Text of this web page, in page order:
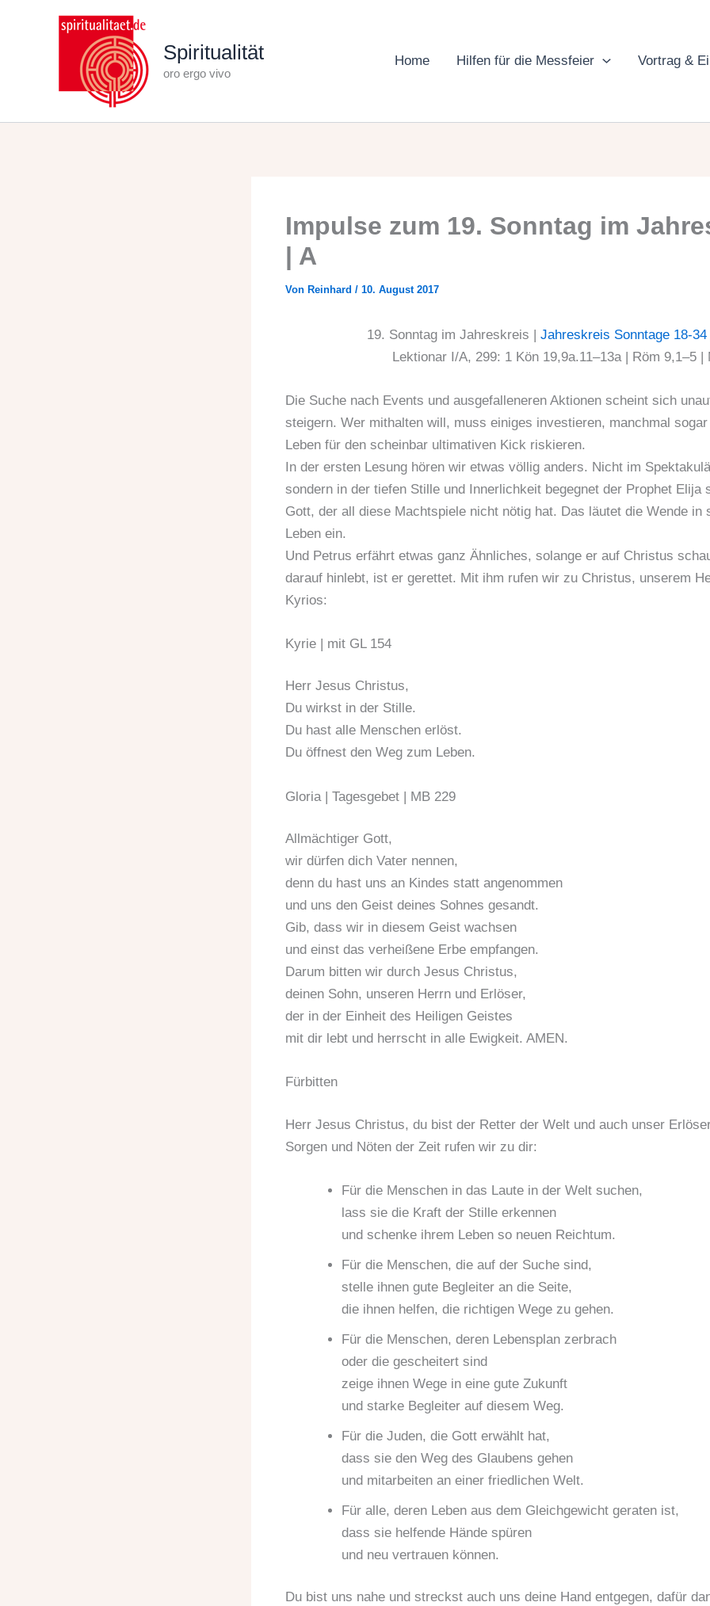
Spiritualität
oro ergo vivo
Home Hilfen für die Messfeier Vortrag &
Impulse zum 19. Sonntag im
| A
Von Reinhard / 10. August 2017
19. Sonntag im Jahreskreis | Jahreskreis Sonntage 18-34
Lektionar I/A, 299: 1 Kön 19,9a.11–13a | Röm 9,1–5 |
Die Suche nach Events und ausgefalleneren Aktionen scheint sich
steigern. Wer mithalten will, muss einiges investieren, manchmal
Leben für den scheinbar ultimativen Kick riskieren.
In der ersten Lesung hören wir etwas völlig anders. Nicht im
sondern in der tiefen Stille und Innerlichkeit begegnet der Prophet Elija
Gott, der all diese Machtspiele nicht nötig hat. Das läutet die Wende in
Leben ein.
Und Petrus erfährt etwas ganz Ähnliches, solange er auf Christus
darauf hinlebt, ist er gerettet. Mit ihm rufen wir zu Christus, unserem
Kyrios:
Kyrie | mit GL 154
Herr Jesus Christus,
Du wirkst in der Stille.
Du hast alle Menschen erlöst.
Du öffnest den Weg zum Leben.
Gloria | Tagesgebet | MB 229
Allmächtiger Gott,
wir dürfen dich Vater nennen,
denn du hast uns an Kindes statt angenommen
und uns den Geist deines Sohnes gesandt.
Gib, dass wir in diesem Geist wachsen
und einst das verheißene Erbe empfangen.
Darum bitten wir durch Jesus Christus,
deinen Sohn, unseren Herrn und Erlöser,
der in der Einheit des Heiligen Geistes
mit dir lebt und herrscht in alle Ewigkeit. AMEN.
Fürbitten
Herr Jesus Christus, du bist der Retter der Welt und auch unser
Sorgen und Nöten der Zeit rufen wir zu dir:
Für die Menschen in das Laute in der Welt suchen,
lass sie die Kraft der Stille erkennen
und schenke ihrem Leben so neuen Reichtum.
Für die Menschen, die auf der Suche sind,
stelle ihnen gute Begleiter an die Seite,
die ihnen helfen, die richtigen Wege zu gehen.
Für die Menschen, deren Lebensplan zerbrach
oder die gescheitert sind
zeige ihnen Wege in eine gute Zukunft
und starke Begleiter auf diesem Weg.
Für die Juden, die Gott erwählt hat,
dass sie den Weg des Glaubens gehen
und mitarbeiten an einer friedlichen Welt.
Für alle, deren Leben aus dem Gleichgewicht geraten ist,
dass sie helfende Hände spüren
und neu vertrauen können.
Du bist uns nahe und streckst auch uns deine Hand entgegen, dafür